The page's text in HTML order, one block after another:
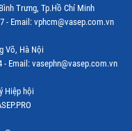
Trưng, Tp.Hồ Chí Minh
- Email: vphcm@vasep.com.vn
Võ, Hà Nội
- Email: vasephn@vasep.com.vn
Hiệp hội